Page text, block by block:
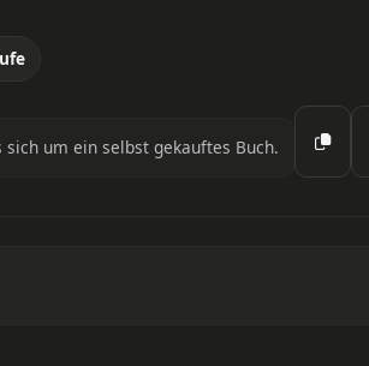
um ein selbst gekauftes Buch.